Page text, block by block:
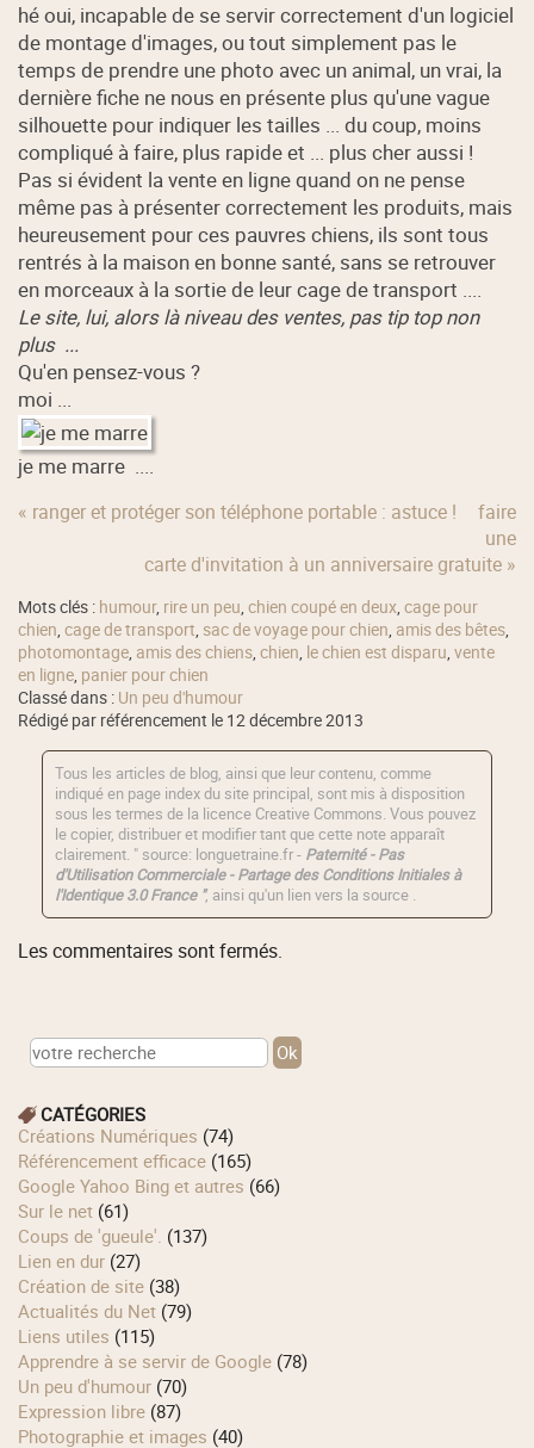
hé oui, incapable de se servir correctement d'un logiciel
de montage d'images, ou tout simplement pas le
temps de prendre une photo avec un animal, un vrai, la
dernière fiche ne nous en présente plus qu'une vague
silhouette pour indiquer les tailles ... du coup, moins
compliqué à faire, plus rapide et ... plus cher aussi !
Pas si évident la vente en ligne quand on ne pense
même pas à présenter correctement les produits, mais
heureusement pour ces pauvres chiens, ils sont tous
rentrés à la maison en bonne santé, sans se retrouver
en morceaux à la sortie de leur cage de transport ....
Le site, lui, alors là niveau des ventes, pas tip top non
plus ...
Qu'en pensez-vous ?
moi ...
je me marre ....
« ranger et protéger son téléphone portable : astuce !
faire
une
carte d'invitation à un anniversaire gratuite »
Mots clés : humour, rire un peu ,chien coupé en deux ,cage pour
chien ,cage de transport sac de voyage pour chien amis des bêtes
photomontage amis des chiens ,chien le chien est disparu ,vente
en ligne panier pour chien
Classé dans : Un peu d'humour
Rédigé par référencement le 12 décembre 2013
Tous les articles de blog, ainsi que leur contenu, comme
indiqué en page index du site principal, sont mis à disposition
sous les termes de la licence Creative Commons. Vous pouvez
le copier, distribuer et modifier tant que cette note apparaît
clairement. " source: longuetraine.fr - Paternité - Pas
d'Utilisation Commerciale - Partage des Conditions Initiales à
l'Identique 3.0 France ", ainsi qu'un lien vers la source .
Les commentaires sont fermés.
CATÉGORIES
Créations Numériques (74)
Référencement efficace (165)
Google Yahoo Bing et autres (66)
Sur le net (61)
Coups de 'gueule'. (137)
Lien en dur (27)
Création de site (38)
Actualités du Net (79)
Liens utiles (115)
Apprendre à se servir de Google (78)
Un peu d'humour (70)
Expression libre (87)
Photographie et images (40)